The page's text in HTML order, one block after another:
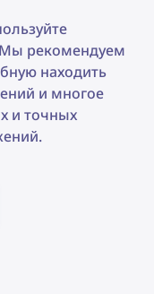
рекомендуем
находить
и многое
и точных